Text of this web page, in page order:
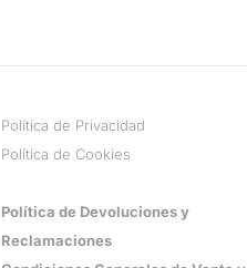
Política de Privacidad
Política de Cookies
Política de Devoluciones y
Reclamaciones